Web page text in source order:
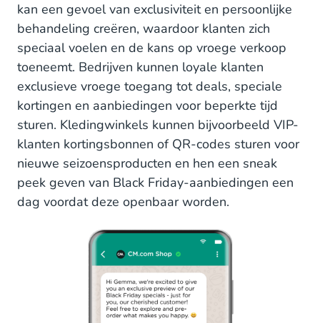
kan een gevoel van exclusiviteit en persoonlijke
behandeling creëren, waardoor klanten zich
speciaal voelen en de kans op vroege verkoop
toeneemt. Bedrijven kunnen loyale klanten
exclusieve vroege toegang tot deals, speciale
kortingen en aanbiedingen voor beperkte tijd
sturen. Kledingwinkels kunnen bijvoorbeeld VIP-
klanten kortingsbonnen of QR-codes sturen voor
nieuwe seizoensproducten en hen een sneak
peek geven van Black Friday-aanbiedingen een
dag voordat deze openbaar worden.